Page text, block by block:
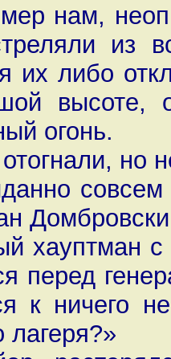
нам,
из
их либо
высоте,
огонь.
но
совсем
хауптман с
перед
к ничего
лагеря?»